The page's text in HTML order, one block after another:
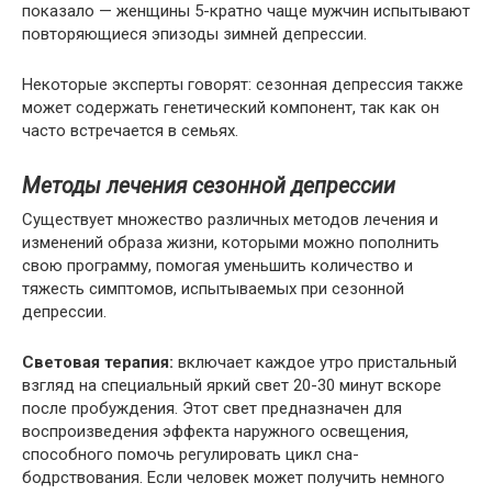
показало — женщины 5-кратно чаще мужчин испытывают
повторяющиеся эпизоды зимней депрессии.
Некоторые эксперты говорят: сезонная депрессия также
может содержать генетический компонент, так как он
часто встречается в семьях.
Методы лечения сезонной депрессии
Существует множество различных методов лечения и
изменений образа жизни, которыми можно пополнить
свою программу, помогая уменьшить количество и
тяжесть симптомов, испытываемых при сезонной
депрессии.
Световая терапия: включает каждое утро пристальный
взгляд на специальный яркий свет 20-30 минут вскоре
после пробуждения. Этот свет предназначен для
воспроизведения эффекта наружного освещения,
способного помочь регулировать цикл сна-
бодрствования. Если человек может получить немного